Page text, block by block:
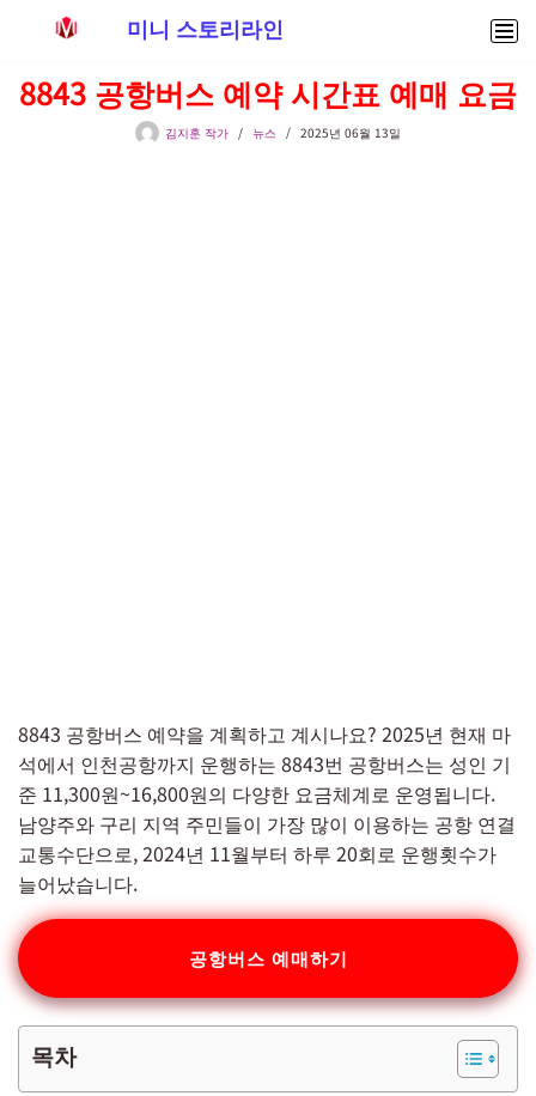
텐
미니 스토리라인
8843 공항버스 예약 시간표 예매 요금
김지훈 작가 뉴스 2025년 06월 13일
8843 공항버스 예약을 계획하고 계시나요? 2025년 현재 마
석에서 인천공항까지 운행하는 8843번 공항버스는 성인 기
준 11,300원~16,800원의 다양한 요금체계로 운영됩니다.
남양주와 구리 지역 주민들이 가장 많이 이용하는 공항 연결
교통수단으로, 2024년 11월부터 하루 20회로 운행횟수가
늘어났습니다.
공항버스 예매하기
목차